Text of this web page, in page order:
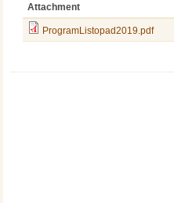
Attachment
ProgramListopad2019.pdf